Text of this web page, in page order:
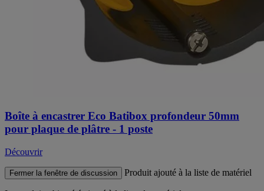
Boîte à encastrer Eco Batibox profondeur 50mm
pour plaque de plâtre - 1 poste
Découvrir
Fermer la fenêtre de discussion Produit ajouté à la liste de matériel